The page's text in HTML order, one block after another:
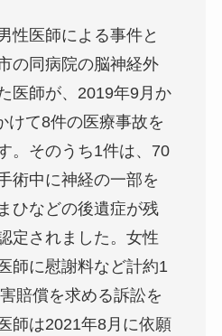
性医師による事件と
の同病院の脳神経外
医師が、2019年9月か
けて8件の医療事故を
。そのうち1件は、70
術中に神経の一部を
ひなどの後遺症が残
定されました。女性
師に慰謝料など計約1
賠償を求める訴訟を
師は2021年8月に依願